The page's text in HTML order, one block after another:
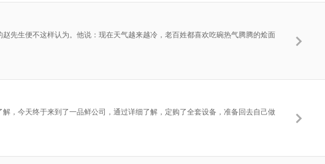
先生便不这样认为。他说：现在天气越来越冷，老百姓都喜欢吃碗热气腾腾的烩面
，今天终于来到了一品鲜公司，通过详细了解，定购了全套设备，准备回去自己做